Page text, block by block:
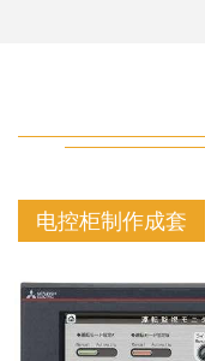
电控柜制作成套